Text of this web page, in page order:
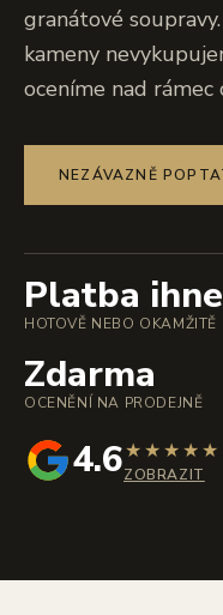
granátové
kameny
oceníme nad rámec
NEZÁVAZNĚ
Platba
HOTOVĚ NEBO OKAMŽITĚ
Zdarma
OCENĚNÍ NA PRODEJNĚ
4.6★★★★★
ZOBRAZIT